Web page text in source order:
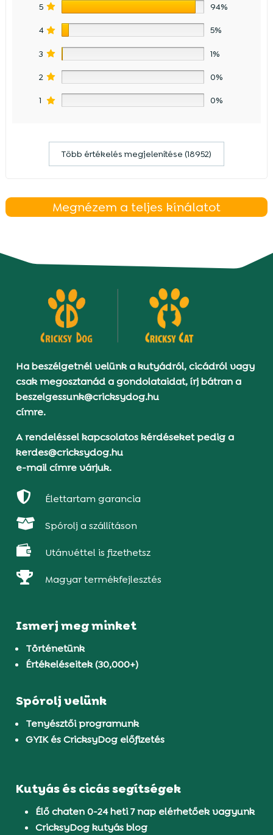
5 94%
4 5%
3 1%
2 0%
1 0%
Több értékelés megjelenítése (18952)
Megnézem a teljes kínálatot
Ha beszélgetnél velünk a kutyádról, cicádról vagy
csak megosztanád a gondolataidat, írj bátran a
beszelgessunk@cricksydog.hu
címre.
A rendeléssel kapcsolatos kérdéseket pedig a
kerdes@cricksydog.hu
e-mail címre várjuk.
 Élettartam garancia
 Spórolj a szállításon
 Utánvéttel is fizethetsz
 Magyar termékfejlesztés
Ismerj meg minket
Történetünk
Értékeléseitek (30,000+)
Spórolj velünk
Tenyésztői programunk
GYIK és CricksyDog előfizetés
Kutyás és cicás segítségek
Élő chaten 0-24 heti 7 nap elérhetőek vagyunk
CricksyDog kutyás blog